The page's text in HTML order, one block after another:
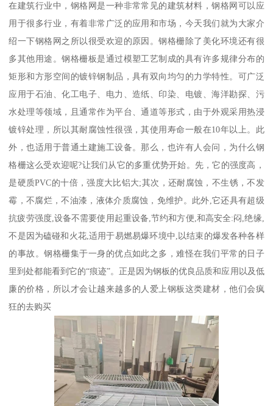
在建筑行业中，钢格网是一种非常常见的建筑材料，钢格网可以应
用于很多行业，有着非常广泛的应用和市场，今天我们就为大家介
绍一下钢格网之所以很受欢迎的原因。钢格栅除了美化环境还有很
多其他用途。钢格栅板是通过模塑工艺制成的具有许多规律分布的
矩形和方形空间的镀锌钢制品，具有双向均匀的力学特性。可广泛
应用于石油、化工电子、电力、造纸、印染、电镀、海洋勘探、污
水处理等领域，且通常作为平台、通道等形式，由于外观采用热浸
镀锌处理，所以其耐腐蚀性很强，其使用寿命一般在10年以上。此
外，也适用于普通土建施工设备。那么，也许有人会问，为什么钢
格栅这么受欢迎呢?让我们从它的多重优势开始。先，它的强度高，
是硬质PVC的十倍，强度大比铝大;其次，还耐腐蚀，不生锈，不发
霉，不腐烂，不油漆，液体介质腐蚀，免维护。此外,它还具有超级
抗疲劳强度,设备不需要使用起重设备,节约和方便,和高安全:闷,绝缘,
不是因为磕碰和火花,适用于易燃易爆环境中,以结束的爆发各种各样
的事故。钢格栅集于一身的优点如此之多，难怪在我们平常的日子
里到处都能看到它的“痕迹”。正是因为钢板的优良品质和应用以及低
廉的价格，所以才会让越来越多的人爱上钢板这类建材，他们会疯
狂的去购买